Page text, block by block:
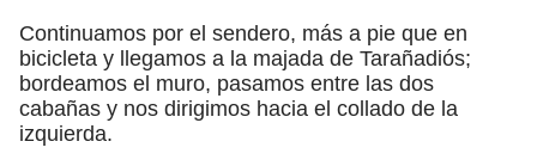
Continuamos por el sendero, más a pie que en
bicicleta y llegamos a la majada de Tarañadiós;
bordeamos el muro, pasamos entre las dos
cabañas y nos dirigimos hacia el collado de la
izquierda.